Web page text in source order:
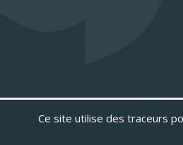
Ce site utilise des traceurs